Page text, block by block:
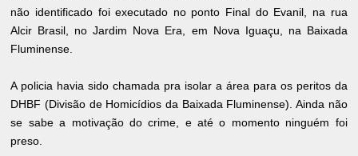
não identificado foi executado no ponto Final do Evanil, na rua
Alcir Brasil, no Jardim Nova Era, em Nova Iguaçu, na Baixada
Fluminense.
A policia havia sido chamada pra isolar a área para os peritos da
DHBF (Divisão de Homicídios da Baixada Fluminense). Ainda não
se sabe a motivação do crime, e até o momento ninguém foi
preso.